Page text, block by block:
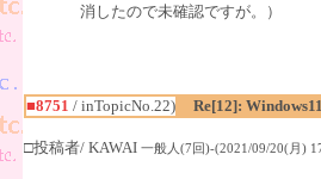
消したので未確認ですが。）
■8751 / inTopicNo.22) Re[12]:
□投稿者/ KAWAI 一般人(7回)-(2021/09/20(月)